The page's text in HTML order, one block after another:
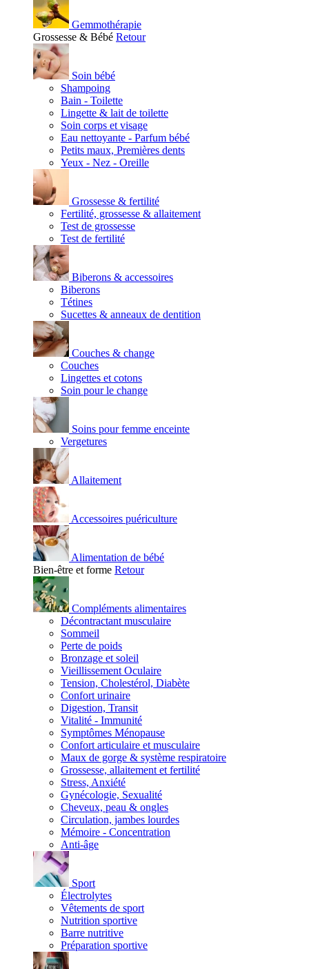
Gemmothérapie
Grossesse & Bébé Retour
Soin bébé
Shampoing
Bain - Toilette
Lingette & lait de toilette
Soin corps et visage
Eau nettoyante - Parfum bébé
Petits maux, Premières dents
Yeux - Nez - Oreille
Grossesse & fertilité
Fertilité, grossesse & allaitement
Test de grossesse
Test de fertilité
Biberons & accessoires
Biberons
Tétines
Sucettes & anneaux de dentition
Couches & change
Couches
Lingettes et cotons
Soin pour le change
Soins pour femme enceinte
Vergetures
Allaitement
Accessoires puériculture
Alimentation de bébé
Bien-être et forme Retour
Compléments alimentaires
Décontractant musculaire
Sommeil
Perte de poids
Bronzage et soleil
Vieillissement Oculaire
Tension, Cholestérol, Diabète
Confort urinaire
Digestion, Transit
Vitalité - Immunité
Symptômes Ménopause
Confort articulaire et musculaire
Maux de gorge & système respiratoire
Grossesse, allaitement et fertilité
Stress, Anxiété
Gynécologie, Sexualité
Cheveux, peau & ongles
Circulation, jambes lourdes
Mémoire - Concentration
Anti-âge
Sport
Électrolytes
Vêtements de sport
Nutrition sportive
Barre nutritive
Préparation sportive